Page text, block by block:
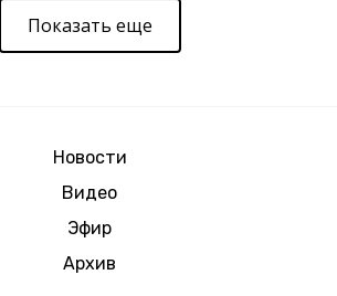
Показать еще
Новости
Видео
Эфир
Архив